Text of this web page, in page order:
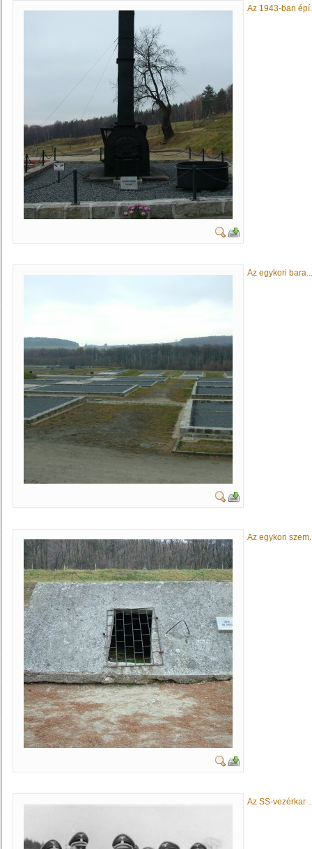
Az 1943-ban
Az egykori bara...
Az egykori
Az SS-vezérkar